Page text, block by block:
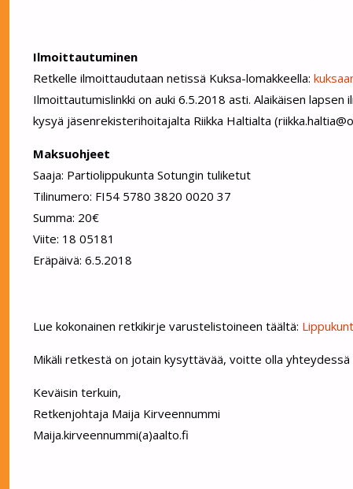
Ilmoittautuminen
Retkelle ilmoittaudutaan netissä Kuksa-lomakkeella:
Ilmoittautumislinkki on auki 6.5.2018 asti. Alaikäisen
kysyä jäsenrekisterihoitajalta Riikka Haltialta
Maksuohjeet
Saaja: Partiolippukunta Sotungin tuliketut
Tilinumero: FI54 5780 3820 0020 37
Summa: 20€
Viite: 18 05181
Eräpäivä: 6.5.2018
Lue kokonainen retkikirje varustelistoineen täältä:
Mikäli retkestä on jotain kysyttävää, voitte olla
Keväisin terkuin,
Retkenjohtaja Maija Kirveennummi
Maija.kirveennummi(a)aalto.fi